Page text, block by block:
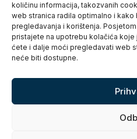
količinu informacija, takozvanih
web stranica radila optimalno i
pregledavanja i korištenja.
pristajete na upotrebu kolačića
ćete i dalje moći pregledavati web
neće biti dostupne.
Zaštita osobnih podataka
Pristup informacijama
Kolačići
Izjava o pristupačnosti
Turistička zajednica